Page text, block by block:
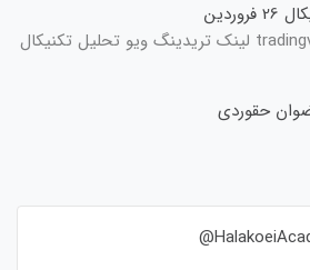
tradingview.com/u/halakoei لینک تریدینگ ویو تحلیل تکنیکال
حقوردی